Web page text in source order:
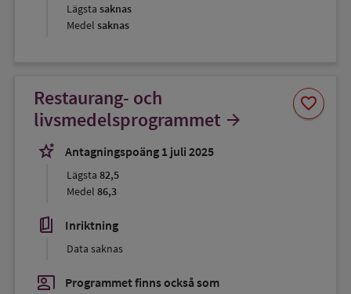
Lägsta saknas
Medel saknas
Restaurang- och
livsmedelsprogrammet arrow_forward
stars_2
Antagningspoäng 1 juli 2025
Lägsta 82,5
Medel 86,3
book_5 Inriktning
Data saknas
co_present Programmet finns också som
favorite
Spara
som